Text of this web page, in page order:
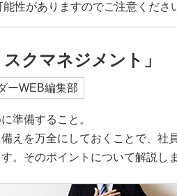
性がありますのでご注意くださ
クマネジメント」
ーWEB編集部
準備すること。
えを万全にしておくことで、社
。そのポイントについて解説しま